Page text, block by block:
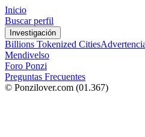
Inicio
Buscar perfil
Investigación
Billions Tokenized Cities
Mendivelso
Foro Ponzi
Preguntas Frecuentes
© Ponzilover.com (01.367)